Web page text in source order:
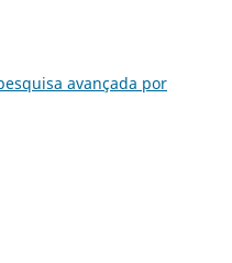
avançada por